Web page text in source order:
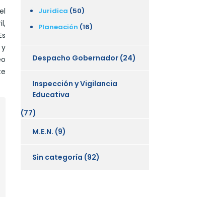
Juridica (50)
Planeación (16)
Despacho Gobernador (24)
Inspección y Vigilancia
Educativa
(77)
M.E.N. (9)
Sin categoría (92)